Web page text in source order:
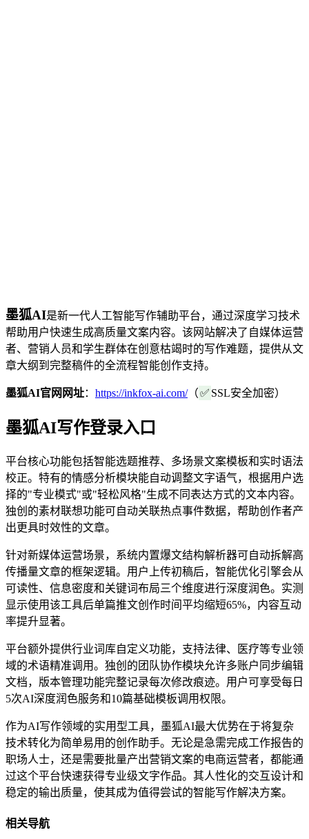
墨狐AI是新一代人工智能写作辅助平台，通过深度学习技术
帮助用户快速生成高质量文案内容。该网站解决了自媒体运营
者、营销人员和学生群体在创意枯竭时的写作难题，提供从文
章大纲到完整稿件的全流程智能创作支持。
墨狐AI官网网址： https://inkfox-ai.com/（✅ SSL安全加密）
墨狐AI写作登录入口
平台核心功能包括智能选题推荐、多场景文案模板和实时语法
校正。特有的情感分析模块能自动调整文字语气，根据用户选
择的"专业模式"或"轻松风格"生成不同表达方式的文本内容。
独创的素材联想功能可自动关联热点事件数据，帮助创作者产
出更具时效性的文章。
针对新媒体运营场景，系统内置爆文结构解析器可自动拆解高
传播量文章的框架逻辑。用户上传初稿后，智能优化引擎会从
可读性、信息密度和关键词布局三个维度进行深度润色。实测
显示使用该工具后单篇推文创作时间平均缩短65%，内容互动
率提升显著。
平台额外提供行业词库自定义功能，支持法律、医疗等专业领
域的术语精准调用。独创的团队协作模块允许多账户同步编辑
文档，版本管理功能完整记录每次修改痕迹。用户可享受每日
5次AI深度润色服务和10篇基础模板调用权限。
作为AI写作领域的实用型工具，墨狐AI最大优势在于将复杂
技术转化为简单易用的创作助手。无论是急需完成工作报告的
职场人士，还是需要批量产出营销文案的电商运营者，都能通
过这个平台快速获得专业级文字作品。其人性化的交互设计和
稳定的输出质量，使其成为值得尝试的智能写作解决方案。
相关导航